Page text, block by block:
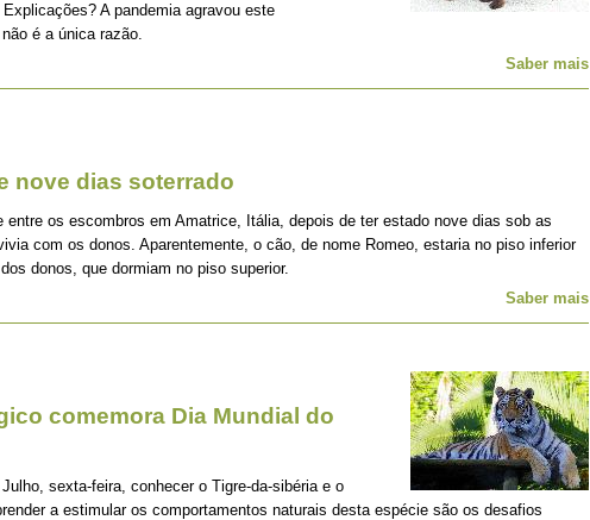
A pandemia agravou este
é a única razão.
Saber mais
nove dias soterrado
entre os escombros em Amatrice, Itália, depois de ter estado nove dias sob as
com os donos. Aparentemente, o cão, de nome Romeo, estaria no piso inferior
donos, que dormiam no piso superior.
Saber mais
comemora Dia Mundial do
sexta-feira, conhecer o Tigre-da-sibéria e o
a estimular os comportamentos naturais desta espécie são os desafios